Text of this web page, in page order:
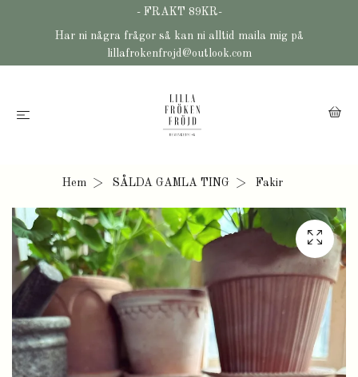
- FRAKT 89KR-
Har ni några frågor så kan ni alltid maila mig på
lillafrokenfrojd@outlook.com
Hem SÅLDA GAMLA TING Fakir